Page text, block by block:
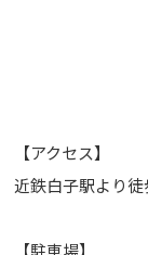
【アクセス】
近鉄白子駅より
【駐車場】